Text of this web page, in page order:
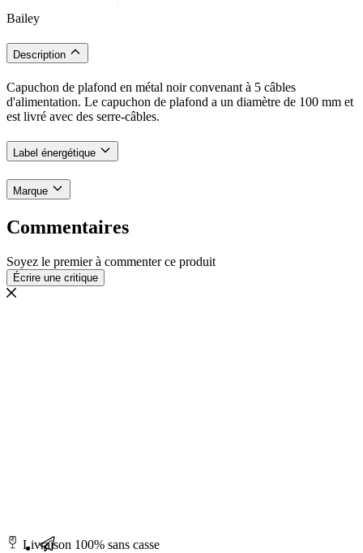
Bailey
Description
Capuchon de plafond en métal noir convenant à 5 câbles
d'alimentation. Le capuchon de plafond a un diamètre de 100 mm et
est livré avec des serre-câbles.
Label énergétique
Marque
Commentaires
Soyez le premier à commenter ce produit
Écrire une critique
Livraison 100% sans casse